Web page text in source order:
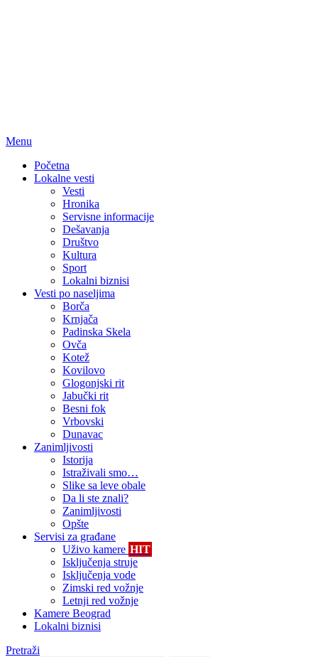
Menu
Početna
Lokalne vesti
Vesti
Hronika
Servisne informacije
Dešavanja
Društvo
Kultura
Sport
Lokalni biznisi
Vesti po naseljima
Borča
Krnjača
Padinska Skela
Ovča
Kotež
Kovilovo
Glogonjski rit
Jabučki rit
Besni fok
Vrbovski
Dunavac
Zanimljivosti
Istorija
Istraživali smo…
Slike sa leve obale
Da li ste znali?
Zanimljivosti
Opšte
Servisi za građane
Uživo kamere HIT
Isključenja struje
Isključenja vode
Zimski red vožnje
Letnji red vožnje
Kamere Beograd
Lokalni biznisi
Pretraži